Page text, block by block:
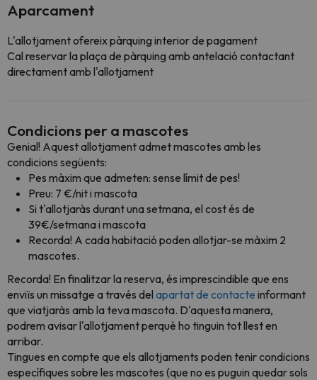
Aparcament
L'allotjament ofereix pàrquing interior de pagament
Cal reservar la plaça de pàrquing amb antelació contactant
directament amb l'allotjament
Condicions per a mascotes
Genial! Aquest allotjament admet mascotes amb les
condicions següents:
Pes màxim que admeten: sense límit de pes!
Preu: 7 €/nit i mascota
Si t'allotjaràs durant una setmana, el cost és de
39€/setmana i mascota
Recorda! A cada habitació poden allotjar-se màxim 2
mascotes.
Recorda! En finalitzar la reserva, és imprescindible que ens
enviïs un missatge a través del apartat de contacte informant
que viatjaràs amb la teva mascota. D'aquesta manera,
podrem avisar l'allotjament perquè ho tinguin tot llest en
arribar.
Tingues en compte que els allotjaments poden tenir condicions
específiques sobre les mascotes (que no es puguin quedar sols